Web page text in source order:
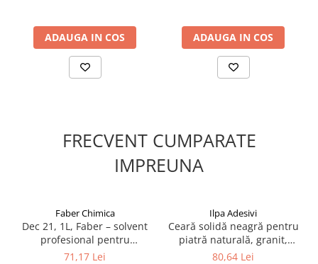
ADAUGA IN COS ADAUGA IN COS
FRECVENT CUMPARATE
IMPREUNA
Faber Chimica
Dec 21, 1L, Faber – solvent
profesional pentru
îndepărtarea cerii și a
71,17 Lei
Ilpa Adesivi
Ceară solidă neagră pentru
piatră naturală, granit,
marmură, travertin, Ilpa
80,64 Lei